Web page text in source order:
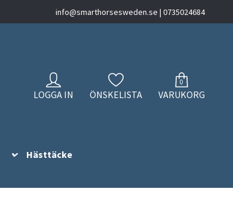
info@smarthorsesweden.se | 0735024684
LOGGA IN ÖNSKELISTA
0
VARUKORG
Hästtäcke